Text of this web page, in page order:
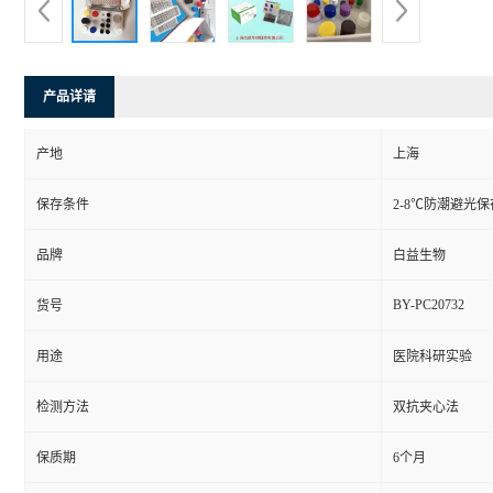
产品详请
产地 上海
保存条件 2-8℃防潮避光保
品牌 白益生物
货号 BY-PC20732
用途 医院科研实验
检测方法 双抗夹心法
保质期 6个月